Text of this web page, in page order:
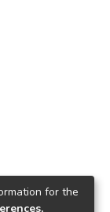
for the